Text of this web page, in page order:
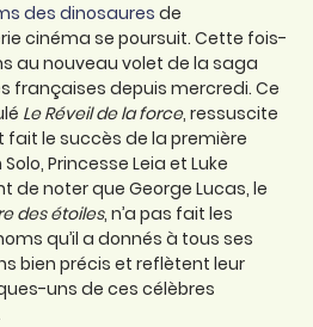
des dinosaures de
cinéma se poursuit. Cette fois-
au nouveau volet de la saga
françaises depuis mercredi. Ce
Le Réveil de la force, ressuscite
fait le succès de la première
Princesse Leia et Luke
de noter que George Lucas, le
des étoiles, n’a pas fait les
qu’il a donnés à tous ses
bien précis et reflètent leur
uns de ces célèbres